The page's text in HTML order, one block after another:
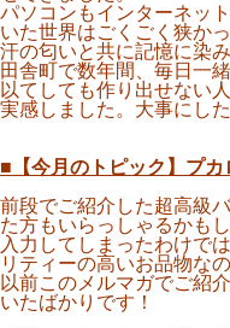
パソコンもインターネッ
いた世界はごくごく狭か
汗の匂いと共に記憶に染
田舎町で数年間、毎日一
以てしても作り出せない
実感しました。大事にした
■【今月のトピック】プ
前段でご紹介した超高級
た方もいらっしゃるかも
入力してしまったわけで
リティーの高いお品物なの
以前このメルマガでご紹
いたばかりです！